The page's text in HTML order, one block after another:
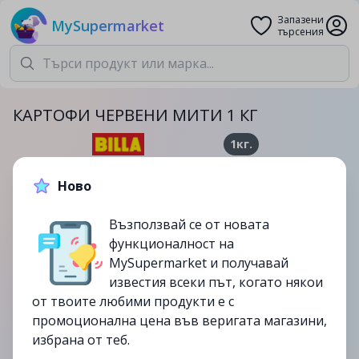
MySupermarket
Запазени
търсения
КАРТОФИ ЧЕРВЕНИ МИТИ 1 КГ
1кг.
2.49лв.
20/08
Ново
Възползвай се от новата
функционалност на
MySupermarket и получавай
известия всеки път, когато някои
от твоите любими продукти е с
промоционална цена във веригата магазини,
избрана от теб.